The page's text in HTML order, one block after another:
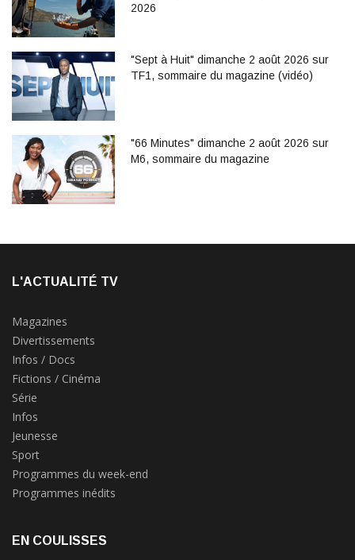
2026
"Sept à Huit" dimanche 2 août 2026 sur
TF1, sommaire du magazine (vidéo)
"66 Minutes" dimanche 2 août 2026 sur
M6, sommaire du magazine
L'ACTUALITÉ TV
Magazines
Divertissements
Infos / Docs
Fictions / Cinéma
Série
Infos
Jeunesse
Sport
Programmes du week-end
Programmes inédits
EN COULISSES